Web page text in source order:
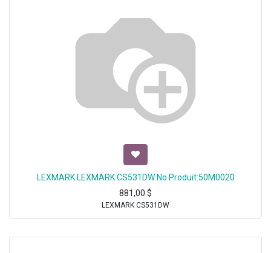
LEXMARK LEXMARK CS531DW No Produit:50M0020
881,00 $
LEXMARK CS531DW